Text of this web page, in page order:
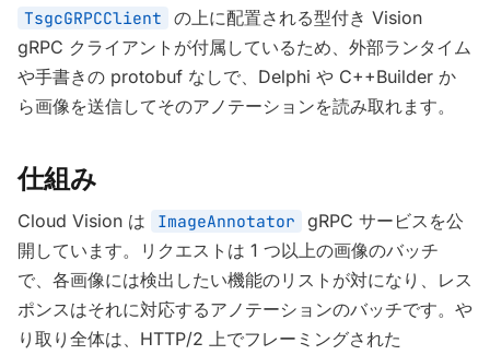
TsgcGRPCClient
の上に配置される型付き Vision
gRPC クライアントが付属しているため、外部ランタイム
や手書きの protobuf なしで、Delphi や C++Builder か
ら画像を送信してそのアノテーションを読み取れます。
仕組み
Cloud Vision は ImageAnnotator
gRPC サービスを公
開しています。リクエストは 1 つ以上の画像のバッチ
で、各画像には検出したい機能のリストが対になり、レス
ポンスはそれに対応するアノテーションのバッチです。や
り取り全体は、HTTP/2 上でフレーミングされた